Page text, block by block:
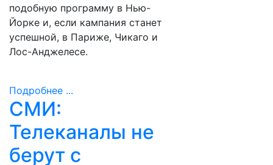
подобную программу в Нью-
Йорке и, если кампания станет
успешной, в Париже, Чикаго и
Лос-Анджелесе.
Подробнее ...
СМИ:
Телеканалы не
берут с